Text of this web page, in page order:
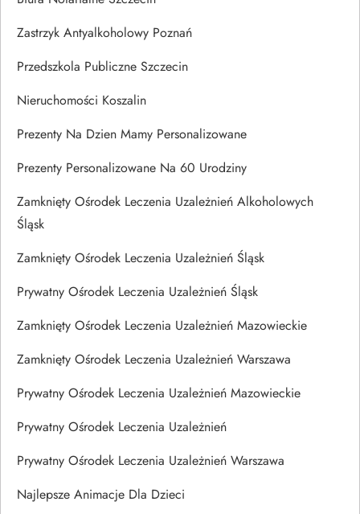
Zastrzyk Antyalkoholowy Poznań
Przedszkola Publiczne Szczecin
Nieruchomości Koszalin
Prezenty Na Dzien Mamy Personalizowane
Prezenty Personalizowane Na 60 Urodziny
Zamknięty Ośrodek Leczenia Uzależnień Alkoholowych
Śląsk
Zamknięty Ośrodek Leczenia Uzależnień Śląsk
Prywatny Ośrodek Leczenia Uzależnień Śląsk
Zamknięty Ośrodek Leczenia Uzależnień Mazowieckie
Zamknięty Ośrodek Leczenia Uzależnień Warszawa
Prywatny Ośrodek Leczenia Uzależnień Mazowieckie
Prywatny Ośrodek Leczenia Uzależnień
Prywatny Ośrodek Leczenia Uzależnień Warszawa
Najlepsze Animacje Dla Dzieci